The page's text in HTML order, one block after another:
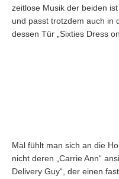
zeitlose Musik der beiden
und passt trotzdem auch in
dessen Tür „Sixties Dress
Mal fühlt man sich an die
nicht deren „Carrie Ann“
Delivery Guy“, der einen